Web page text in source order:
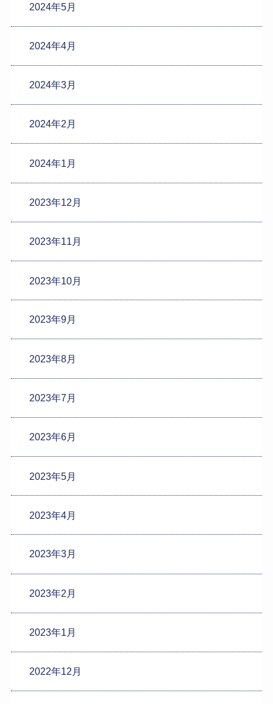
2024年5月
2024年4月
2024年3月
2024年2月
2024年1月
2023年12月
2023年11月
2023年10月
2023年9月
2023年8月
2023年7月
2023年6月
2023年5月
2023年4月
2023年3月
2023年2月
2023年1月
2022年12月